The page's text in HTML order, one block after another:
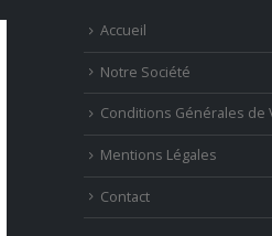
Accueil
Notre Société
Conditions Générales de
Mentions Légales
Contact